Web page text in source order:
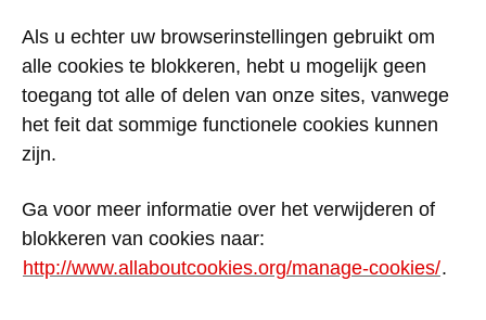
Als u echter uw browserinstellingen gebruikt om
alle cookies te blokkeren, hebt u mogelijk geen
toegang tot alle of delen van onze sites, vanwege
het feit dat sommige functionele cookies kunnen
zijn.
Ga voor meer informatie over het verwijderen of
blokkeren van cookies naar:
http://www.allaboutcookies.org/manage-cookies/.